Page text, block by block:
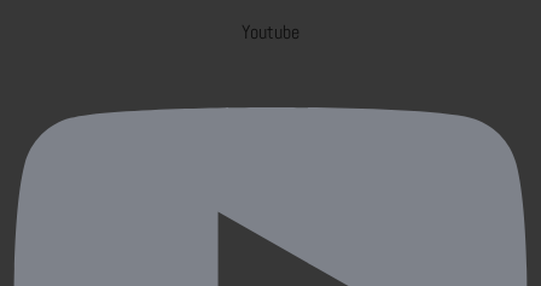
Youtube